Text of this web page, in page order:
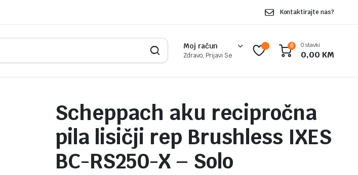
Kontaktirajte nas?
Moj račun
Zdravo, Prijavi Se
0 0 stavki
0,00 KM
Scheppach aku recipročna
pila lisičji rep Brushless IXES
BC-RS250-X – Solo